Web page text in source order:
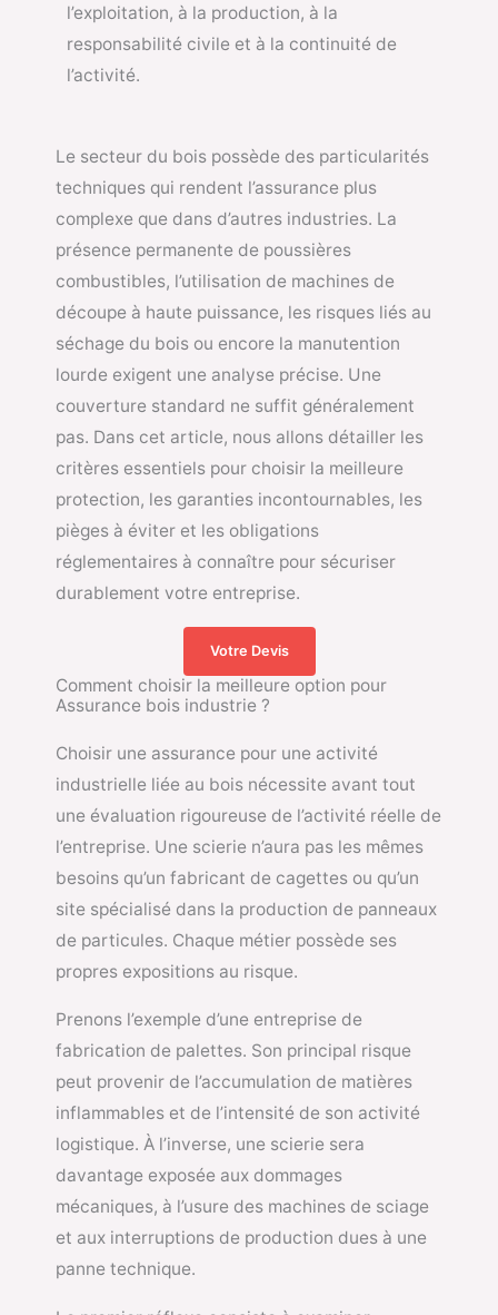
l’exploitation, à la production, à la
responsabilité civile et à la continuité de
l’activité.
Le secteur du bois possède des particularités
techniques qui rendent l’assurance plus
complexe que dans d’autres industries. La
présence permanente de poussières
combustibles, l’utilisation de machines de
découpe à haute puissance, les risques liés au
séchage du bois ou encore la manutention
lourde exigent une analyse précise. Une
couverture standard ne suffit généralement
pas. Dans cet article, nous allons détailler les
critères essentiels pour choisir la meilleure
protection, les garanties incontournables, les
pièges à éviter et les obligations
réglementaires à connaître pour sécuriser
durablement votre entreprise.
Votre Devis
Comment choisir la meilleure option pour
Assurance bois industrie ?
Choisir une assurance pour une activité
industrielle liée au bois nécessite avant tout
une évaluation rigoureuse de l’activité réelle de
l’entreprise. Une scierie n’aura pas les mêmes
besoins qu’un fabricant de cagettes ou qu’un
site spécialisé dans la production de panneaux
de particules. Chaque métier possède ses
propres expositions au risque.
Prenons l’exemple d’une entreprise de
fabrication de palettes. Son principal risque
peut provenir de l’accumulation de matières
inflammables et de l’intensité de son activité
logistique. À l’inverse, une scierie sera
davantage exposée aux dommages
mécaniques, à l’usure des machines de sciage
et aux interruptions de production dues à une
panne technique.